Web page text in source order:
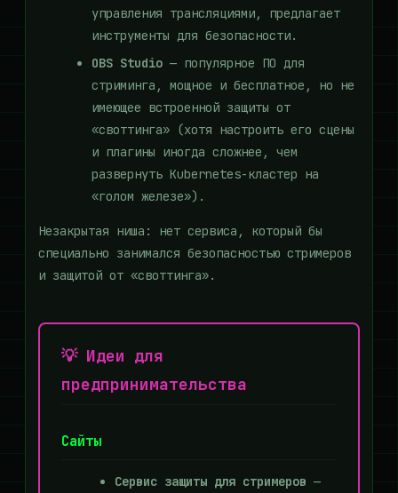
управления трансляциями, предлагает
инструменты для безопасности.
OBS Studio — популярное ПО для
стриминга, мощное и бесплатное, но не
имеющее встроенной защиты от
«своттинга» (хотя настроить его сцены
и плагины иногда сложнее, чем
развернуть Kubernetes-кластер на
«голом железе»).
Незакрытая ниша: нет сервиса, который бы
специально занимался безопасностью стримеров
и защитой от «своттинга».
💡 Идеи для
предпринимательства
Сайты
Сервис защиты для стримеров —